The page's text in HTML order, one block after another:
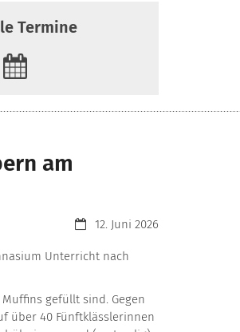
Termine
am
Datum:12. Juni 2026
Unterricht nach
gefüllt sind. Gegen
über 40 Fünftklässlerinnen